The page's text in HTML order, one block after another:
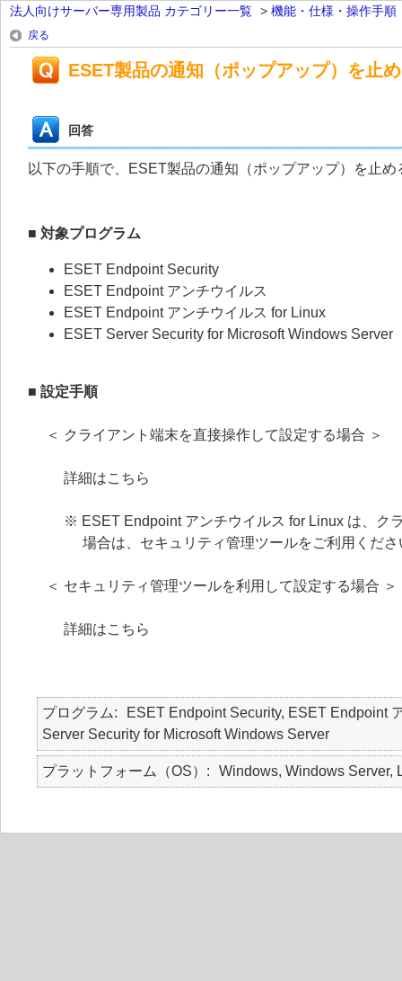
法人向けサーバー専用製品 カテゴリー一覧 > 機能・仕様・操作手順
戻る
ESET製品の通知（ポップアップ）を止
回答
以下の手順で、ESET製品の通知（ポップアップ）を止
■ 対象プログラム
ESET Endpoint Security
ESET Endpoint アンチウイルス
ESET Endpoint アンチウイルス for Linux
ESET Server Security for Microsoft Windows Server
■ 設定手順
＜ クライアント端末を直接操作して設定する場合 ＞
詳細はこちら
※ ESET Endpoint アンチウイルス for Linux は、ク
場合は、セキュリティ管理ツールをご利用くださ
＜ セキュリティ管理ツールを利用して設定する場合 ＞
詳細はこちら
プログラム
ESET Endpoint Security, ESET Endpoint
Server Security for Microsoft Windows Server
プラットフォーム（OS） Windows, Windows Server,